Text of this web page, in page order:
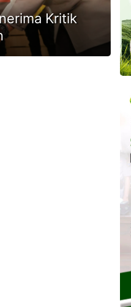
Kritik